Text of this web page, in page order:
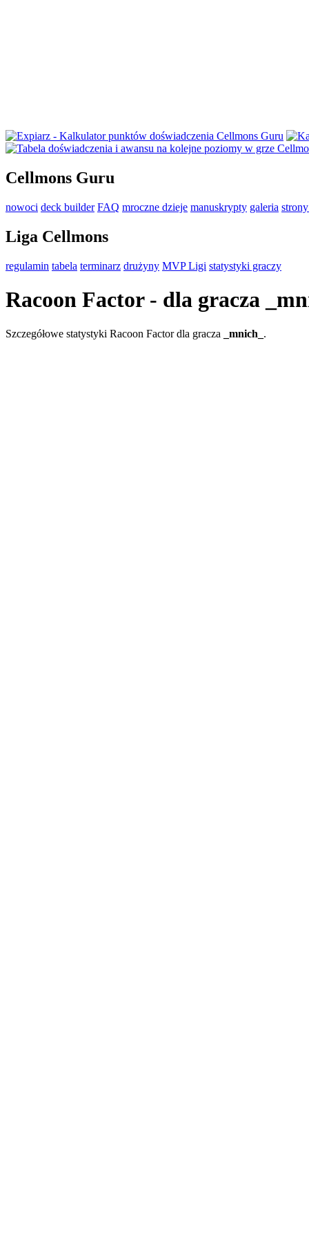
Cellmons Guru
nowoci deck builder FAQ mroczne dzieje manuskrypty galeria
Liga Cellmons
regulamin tabela terminarz drużyny MVP Ligi statystyki graczy
Racoon Factor - dla gracza
Szczegółowe statystyki Racoon Factor dla gracza _mnich_ .